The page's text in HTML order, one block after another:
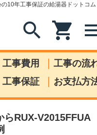
10年工事保証の給湯器ドットコム
search shopping_cart
工事費用 | 工事の流
工事保証 | お支払方
らRUX-V2015FFUA